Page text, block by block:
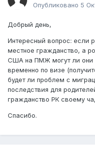
Опубликовано 5
Добрый день,
Интересный вопрос: если
местное гражданство, а
США на ПМЖ могут ли они
временно по визе
будет ли проблем с
последствия для
гражданство РК своему
Спасибо.